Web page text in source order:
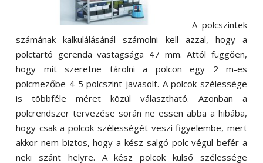
A polcszintek
számának kalkulálásánál számolni kell azzal, hogy a
polctartó gerenda vastagsága 47 mm. Attól függően,
hogy mit szeretne tárolni a polcon egy 2 m-es
polcmezőbe 4-5 polcszint javasolt. A polcok szélessége
is többféle méret közül választható. Azonban a
polcrendszer tervezése során ne essen abba a hibába,
hogy csak a polcok szélességét veszi figyelembe, mert
akkor nem biztos, hogy a kész salgó polc végül befér a
neki szánt helyre. A kész polcok külső szélessége